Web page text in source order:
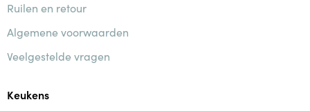
Ruilen en retour
Algemene voorwaarden
Veelgestelde vragen
Keukens